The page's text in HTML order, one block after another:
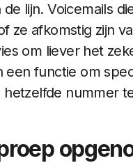
lijn. Voicemails
ze afkomstig zijn
om liever het
functie om
nummer